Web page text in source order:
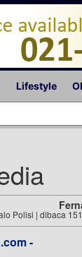
Lifestyle
Polisi | dibaca
-